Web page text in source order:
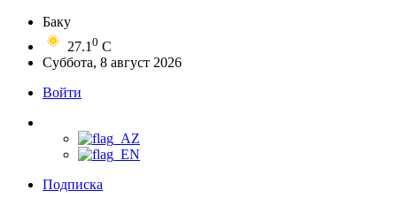
Баку
27.1 0 C
Суббота, 8 август 2026
Войти
Подписка